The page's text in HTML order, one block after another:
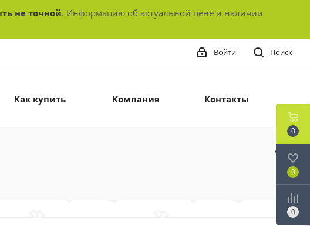
не точной. Информацию об актуальной цене и наличии
Поиск
Войти
Как купить Компания Контакты
0
0
0